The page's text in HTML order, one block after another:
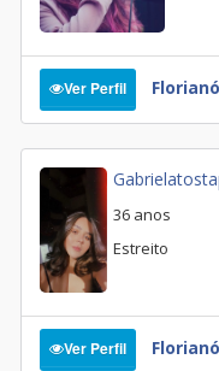
Ver Perfil
36 anos
Estreito
Ver Perfil